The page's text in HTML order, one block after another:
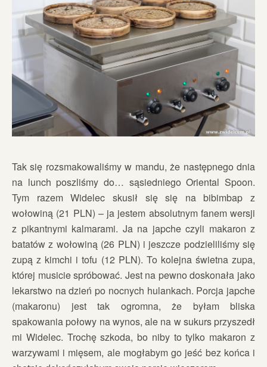
Tak się rozsmakowaliśmy w mandu, że następnego dnia
na lunch poszliśmy do… sąsiedniego Oriental Spoon.
Tym razem Widelec skusił się się na bibimbap z
wołowiną (21 PLN) – ja jestem absolutnym fanem wersji
z pikantnymi kalmarami. Ja na japche czyli makaron z
batatów z wołowiną (26 PLN) i jeszcze podzieliliśmy się
zupą z kimchi i tofu (12 PLN). To kolejna świetna zupa,
której musicie spróbować. Jest na pewno doskonała jako
lekarstwo na dzień po nocnych hulankach. Porcja japche
(makaronu) jest tak ogromna, że byłam bliska
spakowania połowy na wynos, ale na w sukurs przyszedł
mi Widelec. Trochę szkoda, bo niby to tylko makaron z
warzywami i mięsem, ale mogłabym go jeść bez końca i